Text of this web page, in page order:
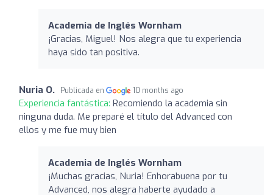
Academia de Inglés Wornham
¡Gracias, Miguel! Nos alegra que tu experiencia
haya sido tan positiva.
Nuria O. Publicada en 10 months ago
Experiencia fantástica: Recomiendo la academia sin
ninguna duda. Me preparé el título del Advanced con
ellos y me fue muy bien
Academia de Inglés Wornham
¡Muchas gracias, Nuria! Enhorabuena por tu
Advanced, nos alegra haberte ayudado a